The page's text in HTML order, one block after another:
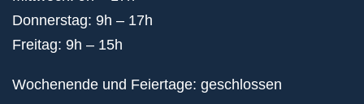
Donnerstag: 9h – 17h
Freitag: 9h – 15h
Wochenende und Feiertage: geschlossen